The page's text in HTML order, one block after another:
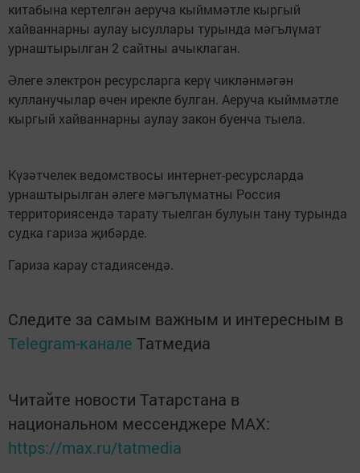
китабына кертелгән аеруча кыйммәтле кыргый
хайваннарны аулау ысуллары турында мәгълүмат
урнаштырылган 2 сайтны ачыклаган.
Әлеге электрон ресурсларга керү чикләнмәгән
кулланучылар өчен ирекле булган. Аеруча кыйммәтле
кыргый хайваннарны аулау закон буенча тыела.
Күзәтчелек ведомствосы интернет-ресурсларда
урнаштырылган әлеге мәгълүматны Россия
территориясендә тарату тыелган булуын тану турында
судка гариза җибәрде.
Гариза карау стадиясендә.
Следите за самым важным и интересным в
Telegram-канале Татмедиа
Читайте новости Татарстана в
национальном мессенджере MАХ:
https://max.ru/tatmedia